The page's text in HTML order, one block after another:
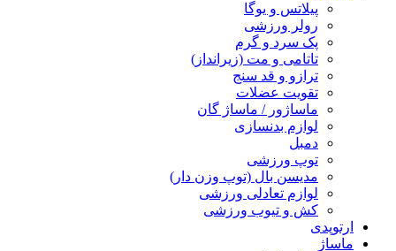
پیلاتس و یوگا
رولر ورزشی
پک سرد و گرم
تاتامی و مت (زیرانداز)
ترازو و قد سنج
تقویت عضلات
ماساژور / ماساژ گان
لوازم بدنسازی
دمبل
توپ ورزشی
مدیسن بال (توپ وزن دار)
لوازم تعادلی ورزشی
کش و تیوب ورزشی
ارتوپدی
ماساژ